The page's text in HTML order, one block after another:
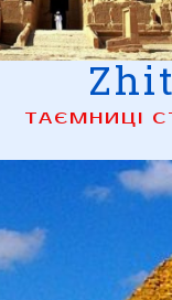
ТАЄМНИЦІ